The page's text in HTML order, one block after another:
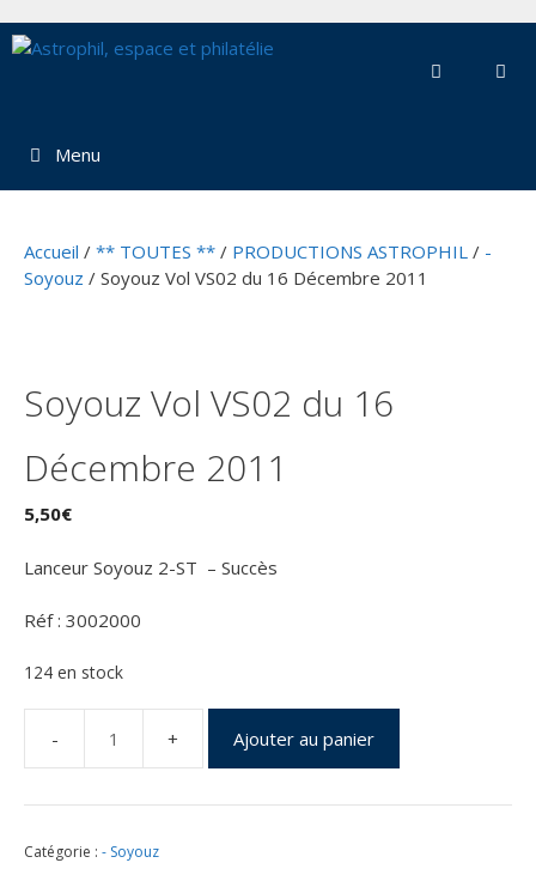
au
Menu
Accueil / ** TOUTES ** / PRODUCTIONS ASTROPHIL / -
Soyouz / Soyouz Vol VS02 du 16 Décembre 2011
Soyouz Vol VS02 du 16
Décembre 2011
5,50€
Lanceur Soyouz 2-ST – Succès
Réf : 3002000
124 en stock
quantité
de
Soyouz
Ajouter au panier
Catégorie : - Soyouz